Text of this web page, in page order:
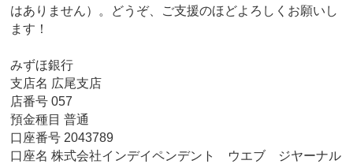
はありません）。どうぞ、ご支援のほどよろしくお願いし
ます！
みずほ銀行
支店名 広尾支店
店番号 057
預金種目 普通
口座番号 2043789
口座名 株式会社インデイペンデント ウエブ ジヤーナル